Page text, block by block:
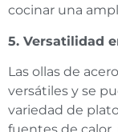
cocinar una
5. Versatilidad
Las ollas de
versátiles y se
variedad de